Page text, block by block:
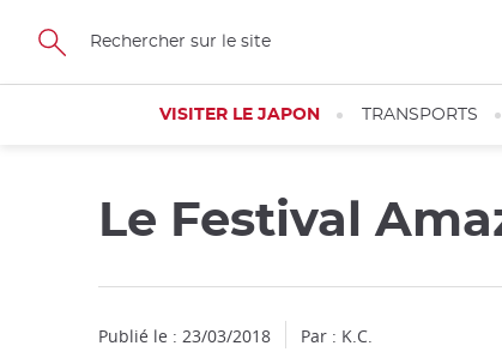
Skip
main
VISITER LE JAPON TRANSPORTS
Le Festival
Publié le : 23/03/2018 Par : K.C.